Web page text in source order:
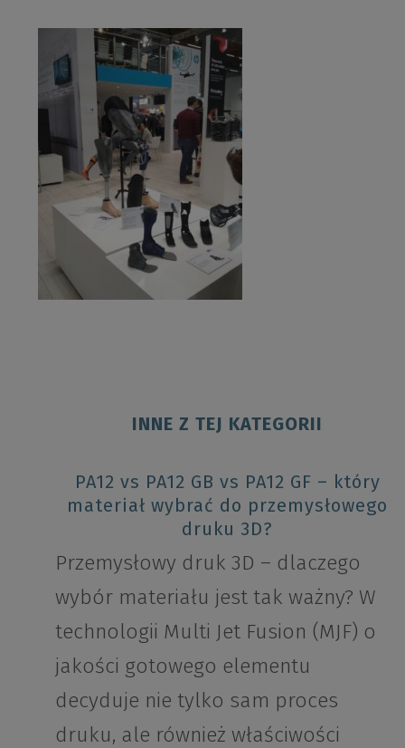
INNE Z TEJ KATEGORII
PA12 vs PA12 GB vs PA12 GF – który
materiał wybrać do przemysłowego
druku 3D?
Przemysłowy druk 3D – dlaczego
wybór materiału jest tak ważny? W
technologii Multi Jet Fusion (MJF) o
jakości gotowego elementu
decyduje nie tylko sam proces
druku, ale również właściwości